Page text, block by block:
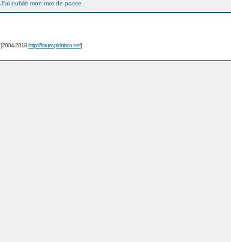
J'ai oublié mon mot de passe
[2004-2018http://forum.picinisco.net]